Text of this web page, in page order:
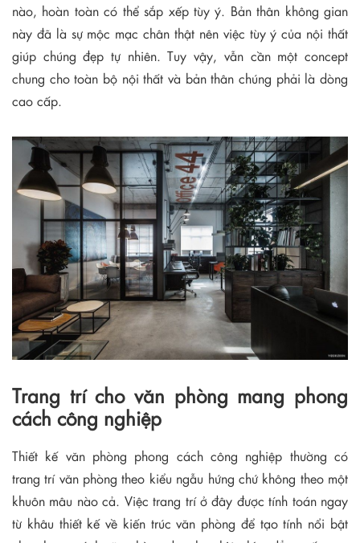
nào, hoàn toàn có thể sắp xếp tùy ý. Bản thân không gian
này đã là sự mộc mạc chân thật nên việc tùy ý của nội thất
giúp chúng đẹp tự nhiên. Tuy vậy, vẫn cần một concept
chung cho toàn bộ nội thất và bản thân chúng phải là dòng
cao cấp.
Trang trí cho văn phòng mang phong
cách công nghiệp
Thiết kế văn phòng phong cách công nghiệp thường có
trang trí văn phòng theo kiểu ngẫu hứng chứ không theo một
khuôn mâu nào cả. Việc trang trí ở đây được tính toán ngay
từ khâu thiết kế về kiến trúc văn phòng để tạo tính nổi bật